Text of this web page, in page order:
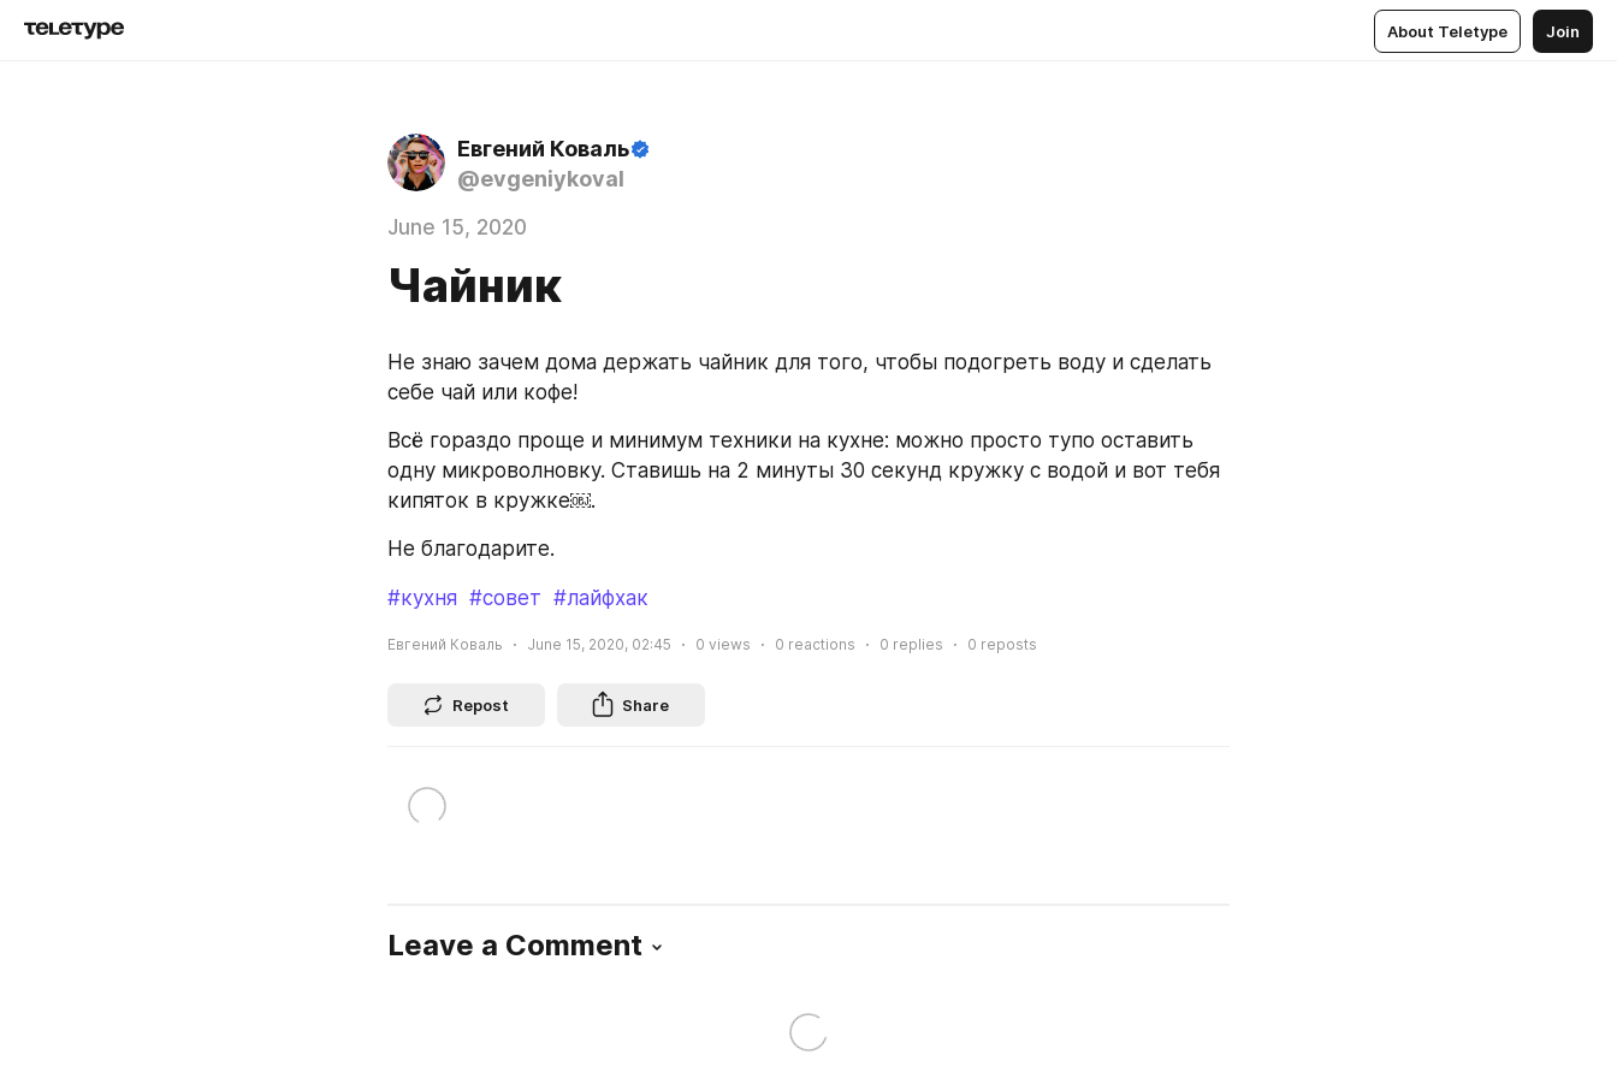
About Teletype Join
Евгений Коваль
@evgeniykoval
June 15, 2020
Чайник
Не знаю зачем дома держать чайник для того, чтобы подогреть воду и сделать
себе чай или кофе!
Всё гораздо проще и минимум техники на кухне: можно просто тупо оставить
одну микроволновку. Ставишь на 2 минуты 30 секунд кружку с водой и вот тебя
кипяток в кружке￼.
Не благодарите.
#кухня #совет #лайфхак
Евгений Коваль June 15, 2020, 02:45 0 views 0 reactions 0 replies 0 reposts
Repost Share
Leave a Comment